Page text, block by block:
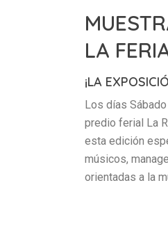
LA
¡LA
Los días
predio ferial La
esta edición
músicos,
orientadas a la